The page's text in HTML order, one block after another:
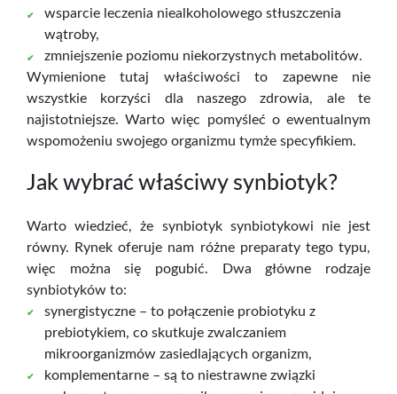
wsparcie leczenia niealkoholowego stłuszczenia
wątroby,
zmniejszenie poziomu niekorzystnych metabolitów.
Wymienione tutaj właściwości to zapewne nie
wszystkie korzyści dla naszego zdrowia, ale te
najistotniejsze. Warto więc pomyśleć o ewentualnym
wspomożeniu swojego organizmu tymże specyfikiem.
Jak wybrać właściwy synbiotyk?
Warto wiedzieć, że synbiotyk synbiotykowi nie jest
równy. Rynek oferuje nam różne preparaty tego typu,
więc można się pogubić. Dwa główne rodzaje
synbiotyków to:
synergistyczne – to połączenie probiotyku z
prebiotykiem, co skutkuje zwalczaniem
mikroorganizmów zasiedlających organizm,
komplementarne – są to niestrawne związki